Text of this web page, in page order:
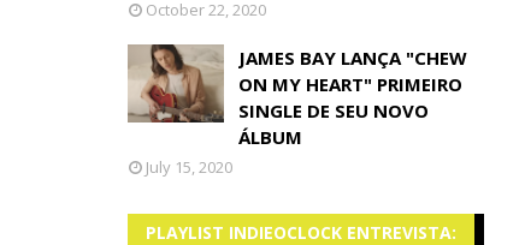
October 22, 2020
JAMES BAY LANÇA "CHEW
ON MY HEART" PRIMEIRO
SINGLE DE SEU NOVO
ÁLBUM
July 15, 2020
PLAYLIST INDIEOCLOCK ENTREVISTA: